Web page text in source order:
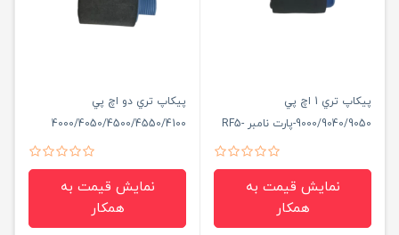
پيكاپ تري 1 اچ پي
9000/9040/9050-پارت نامبر RF5-
نمایش قیمت به
همکار
پيكاپ تري دو اچ پي
4000/4050/4500/4550/4100
نمایش قیمت به
همکار